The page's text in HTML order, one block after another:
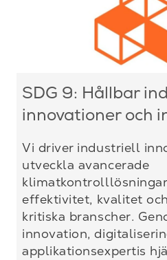
SDG 9: Hållbar
innovationer och
Vi driver industriell
utveckla avancerade
effektivitet, kvalitet
kritiska branscher.
innovation,
applikationsexpertis